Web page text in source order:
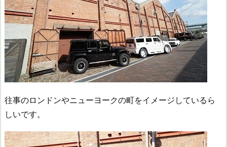
往事のロンドンやニューヨークの町をイメージしているら
しいです。